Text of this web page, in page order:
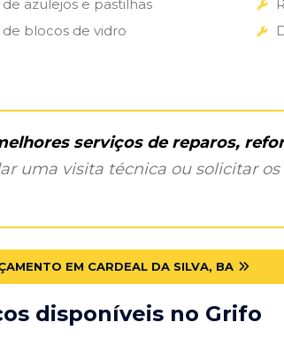
azulejos e pastilhas
de blocos de vidro
serviços de reparos,
uma visita técnica ou solicitar
EM CARDEAL DA SILVA, BA
disponíveis no Grifo